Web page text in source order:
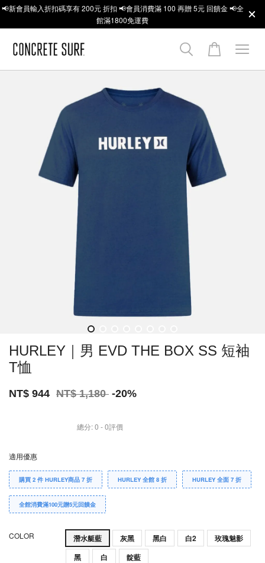
📢新會員輸入折扣碼享有 200元 折扣 📢會員消費滿 100 再贈 5元 回饋金 📢全
館滿1800免運費
HURLEY｜男 EVD THE BOX SS 短袖
T恤
NT$ 944 NT$ 1,180 -20%
總分:0 -0評價
適用優惠
購買 2 件 HURLEY商品 7 折 HURLEY 全館 8 折 HURLEY 全面 7 折
全館消費滿100元贈5元回饋金
COLOR 潛水艇藍 灰黑 黑白 白2
玫瑰魅影
黑
白 靛藍